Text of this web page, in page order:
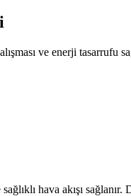
ve enerji tasarrufu
hava akışı